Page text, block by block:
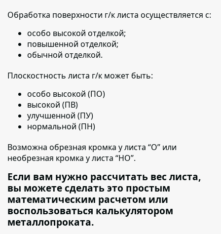
Обработка поверхности г/к листа осуществляется с:
особо высокой отделкой;
повышенной отделкой;
обычной отделкой.
Плоскостность листа г/к может быть:
особо высокой (ПО)
высокой (ПВ)
улучшенной (ПУ)
нормальной (ПН)
Возможна обрезная кромка у листа “О” или
необрезная кромка у листа “НО”.
Если вам нужно рассчитать вес листа,
вы можете сделать это простым
математическим расчетом или
воспользоваться калькулятором
металлопроката.